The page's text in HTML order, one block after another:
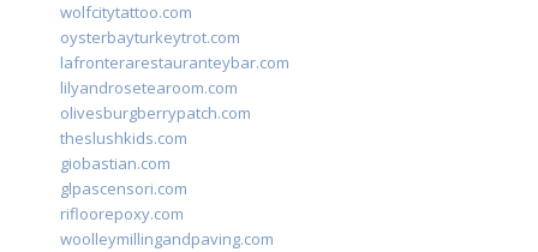
wolfcitytattoo.com
oysterbayturkeytrot.com
lafronterarestauranteybar.com
lilyandrosetearoom.com
olivesburgberrypatch.com
theslushkids.com
giobastian.com
glpascensori.com
rifloorepoxy.com
woolleymillingandpaving.com